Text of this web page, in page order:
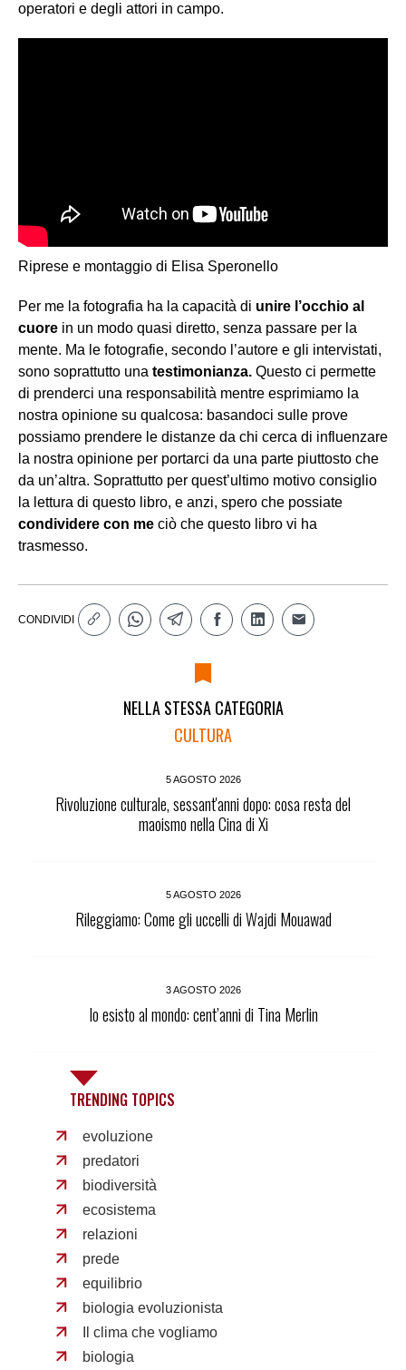
operatori e degli attori in campo.
Riprese e montaggio di Elisa Speronello
Per me la fotografia ha la capacità di unire l’occhio al
cuore in un modo quasi diretto, senza passare per la
mente. Ma le fotografie, secondo l’autore e gli intervistati,
sono soprattutto una testimonianza. Questo ci permette
di prenderci una responsabilità mentre esprimiamo la
nostra opinione su qualcosa: basandoci sulle prove
possiamo prendere le distanze da chi cerca di influenzare
la nostra opinione per portarci da una parte piuttosto che
da un’altra. Soprattutto per quest’ultimo motivo consiglio
la lettura di questo libro, e anzi, spero che possiate
condividere con me ciò che questo libro vi ha
trasmesso.
CONDIVIDI
NELLA STESSA CATEGORIA
CULTURA
5 AGOSTO 2026
Rivoluzione culturale, sessant'anni dopo: cosa resta del
maoismo nella Cina di Xi
5 AGOSTO 2026
Rileggiamo: Come gli uccelli di Wajdi Mouawad
3 AGOSTO 2026
Io esisto al mondo: cent’anni di Tina Merlin
TRENDING TOPICS
evoluzione
predatori
biodiversità
ecosistema
relazioni
prede
equilibrio
biologia evoluzionista
Il clima che vogliamo
biologia